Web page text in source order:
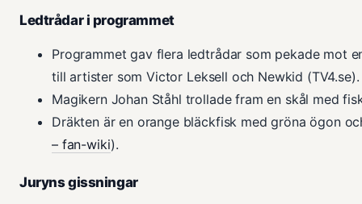
Ledtrådar i programmet
Programmet gav flera ledtrådar som pekade mot
till artister som Victor Leksell och Newkid (TV4.se).
Magikern Johan Ståhl trollade fram en skål med
Dräkten är en orange bläckfisk med gröna ögon
– fan-wiki).
Juryns gissningar